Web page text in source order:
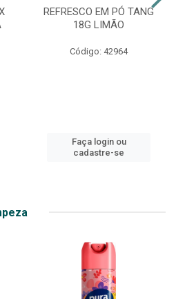
REFRESCO EM PÓ TANG
18G LIMÃO
Código: 42964
Faça login ou
cadastre-se